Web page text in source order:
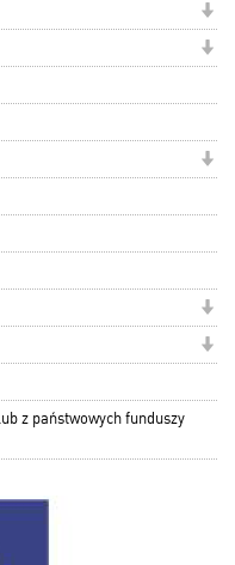
z państwowych funduszy